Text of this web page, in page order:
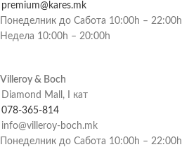
premium@kares.mk
Понеделник до Сабота 10:00h – 22:00h
Недела 10:00h – 20:00h
Villeroy & Boch
Diamond Mall, I кат
078-365-814
info@villeroy-boch.mk
Понеделник до Сабота 10:00h – 22:00h